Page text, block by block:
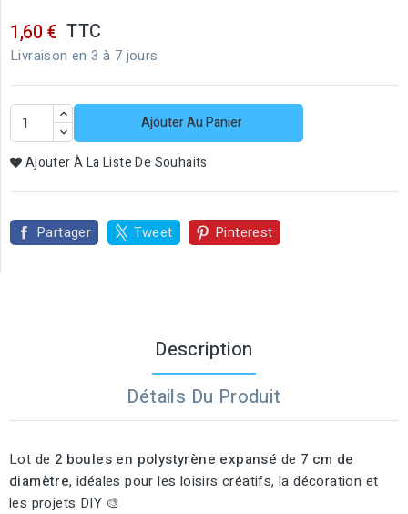
1,60 € TTC
Livraison en 3 à 7 jours
Ajouter Au Panier
Ajouter À La Liste De Souhaits
Partager Tweet Pinterest
Description
Détails Du Produit
Lot de 2 boules en polystyrène expansé de 7 cm de
diamètre, idéales pour les loisirs créatifs, la décoration et
les projets DIY 🎨